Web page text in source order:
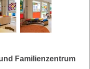
Familienzentrum